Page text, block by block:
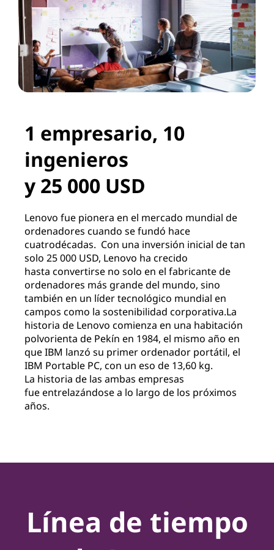
e
1 empresario, 10
ingenieros
y 25 000 USD
Lenovo fue pionera en el mercado mundial de
ordenadores cuando se fundó hace
cuatrodécadas. Con una inversión inicial de tan
solo 25 000 USD, Lenovo ha crecido
hasta convertirse no solo en el fabricante de
ordenadores más grande del mundo, sino
también en un líder tecnológico mundial en
campos como la sostenibilidad corporativa.La
historia de Lenovo comienza en una habitación
polvorienta de Pekín en 1984, el mismo año en
que IBM lanzó su primer ordenador portátil, el
IBM Portable PC, con un eso de 13,60 kg.
La historia de las ambas empresas
fueentrelazándose a lo largo de los próximos
años.
Línea de tiempo